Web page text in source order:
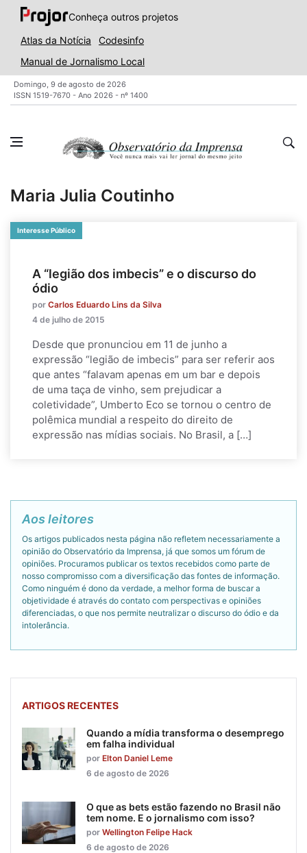
Conheça outros projetos
Atlas da Notícia
Codesinfo
Manual de Jornalismo Local
Domingo, 9 de agosto de 2026
ISSN 1519-7670 - Ano 2026 - nº 1400
Maria Julia Coutinho
Interesse Público
A “legião dos imbecis” e o discurso do
ódio
por Carlos Eduardo Lins da Silva
4 de julho de 2015
Desde que pronunciou em 11 de junho a
expressão “legião de imbecis” para ser referir aos
que antes “falavam apenas em um bar e depois
de uma taça de vinho, sem prejudicar a
coletividade”, Umberto Eco se tornou o centro de
polêmica mundial a respeito do direito de
expressão nas mídias sociais. No Brasil, a […]
Aos leitores
Os artigos publicados nesta página não refletem necessariamente a
opinião do Observatório da Imprensa, já que somos um fórum de
opiniões. Procuramos publicar os textos recebidos como parte de
nosso compromisso com a diversificação das fontes de informação.
Como ninguém é dono da verdade, a melhor forma de buscar a
objetividade é através do contato com perspectivas e opiniões
diferenciadas, o que nos permite neutralizar o discurso do ódio e da
intolerância.
ARTIGOS RECENTES
Quando a mídia transforma o desemprego
em falha individual
por Elton Daniel Leme
6 de agosto de 2026
O que as bets estão fazendo no Brasil não
tem nome. E o jornalismo com isso?
por Wellington Felipe Hack
6 de agosto de 2026